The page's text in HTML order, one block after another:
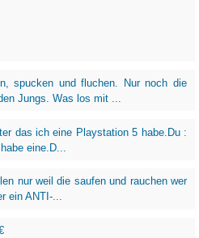
spucken und fluchen. Nur noch die
Jungs. Was los mit ...
das ich eine Playstation 5 habe.Du :
eine.D...
nur weil die saufen und rauchen wer
ein ANTI-...